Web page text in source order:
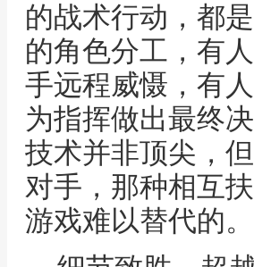
的战术行动，都
的角色分工，有
手远程威慑，有
为指挥做出最终
技术并非顶尖，
对手，那种相互
游戏难以替代的。